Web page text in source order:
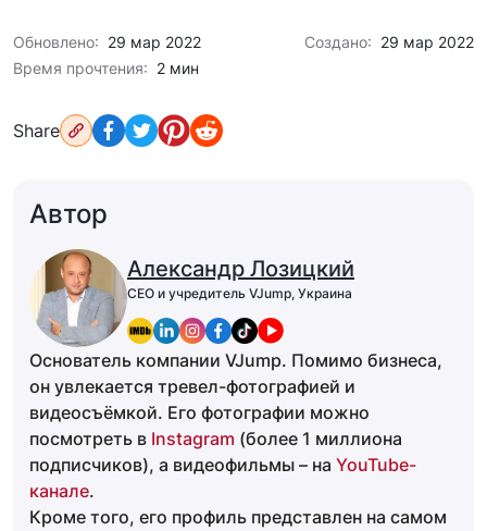
Обновлено: 29 мар 2022 Создано: 29 мар 2022
Время прочтения: 2 мин
Share
Автор
Александр Лозицкий
CEO и учредитель VJump, Украина
Основатель компании VJump. Помимо бизнеса,
он увлекается тревел-фотографией и
видеосъёмкой. Его фотографии можно
посмотреть в Instagram (более 1 миллиона
подписчиков), а видеофильмы – на YouTube-
канале.
Кроме того, его профиль представлен на самом